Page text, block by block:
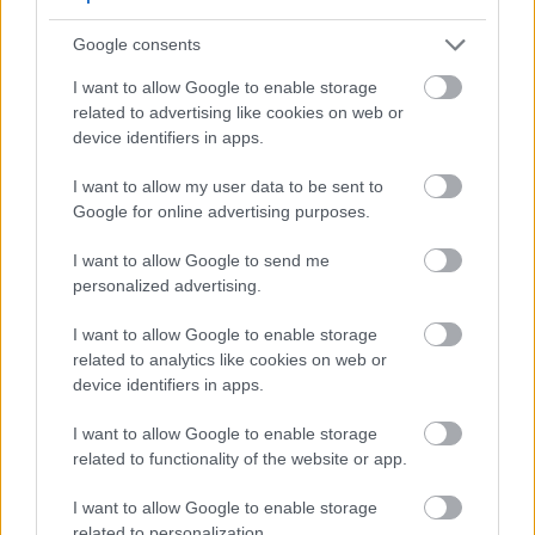
Google consents
I want to allow Google to enable storage
related to advertising like cookies on web or
device identifiers in apps.
I want to allow my user data to be sent to
Google for online advertising purposes.
I want to allow Google to send me
personalized advertising.
I want to allow Google to enable storage
related to analytics like cookies on web or
device identifiers in apps.
I want to allow Google to enable storage
related to functionality of the website or app.
I want to allow Google to enable storage
کمک کند. این ماده غذایی هم فیبر محلول و هم فیبر نامحلول
دارد که برای حرکات منظم روده کلیدی هستند.
فیبر نامحلول مدفوع شما را حجیم‌تر می‌کند و به جلوگیری از
یبوست کمک می‌کند. فیبر محلول، باکتری‌های خوب روده شما
را تغذیه می‌کند و آن را متعادل نگه می‌دارد. این تعادل برای
مطالعات نشان می‌دهد که آب کلم قرمز می‌تواند زخم‌های روده
را بهبود بخشد. این باعث می‌شود کلم قرمز انتخابی عالی برای
هضم بهتر باشد. به وعده‌های غذایی شما طعم و رنگ می‌دهد و
به سلامت روده شما کمک می‌کند.